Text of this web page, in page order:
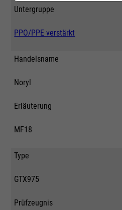
Untergruppe
PPO/PPE verstärkt
Handelsname
Noryl
Erläuterung
MF18
Type
GTX975
Prüfzeugnis